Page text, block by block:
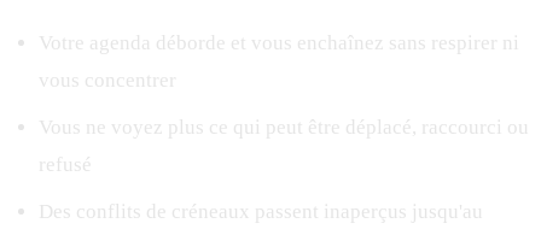
Votre agenda déborde et vous enchaînez sans respirer ni
vous concentrer
Vous ne voyez plus ce qui peut être déplacé, raccourci ou
refusé
Des conflits de créneaux passent inaperçus jusqu'au